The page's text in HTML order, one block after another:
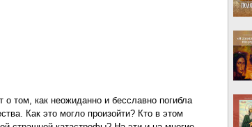
о том, как неожиданно и бесславно погибла
Как это могло произойти? Кто в этом